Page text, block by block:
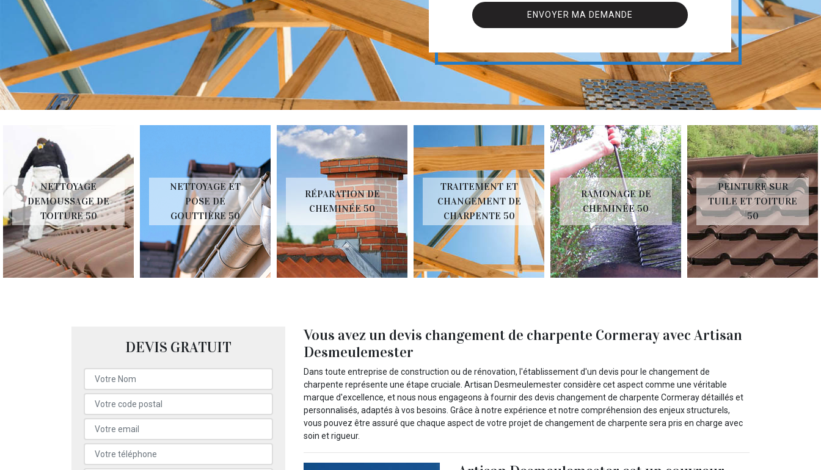
NETTOYAGE
DEMOUSSAGE DE
TOITURE 50
NETTOYAGE ET
POSE DE
GOUTTIÈRE 50
RÉPARATION DE
CHEMINÉE 50
TRAITEMENT ET
CHANGEMENT DE
CHARPENTE 50
RAMONAGE DE
CHEMINÉE 50
PEINTURE SUR
TUILE ET TOITURE
50
DEVIS GRATUIT
Vous avez un devis changement de charpente Cormeray avec Artisan
Desmeulemester
Dans toute entreprise de construction ou de rénovation, l'établissement d'un devis pour le changement de
charpente représente une étape cruciale. Artisan Desmeulemester considère cet aspect comme une véritable
marque d'excellence, et nous nous engageons à fournir des devis changement de charpente Cormeray détaillés et
personnalisés, adaptés à vos besoins. Grâce à notre expérience et notre compréhension des enjeux structurels,
vous pouvez être assuré que chaque aspect de votre projet de changement de charpente sera pris en charge avec
soin et rigueur.